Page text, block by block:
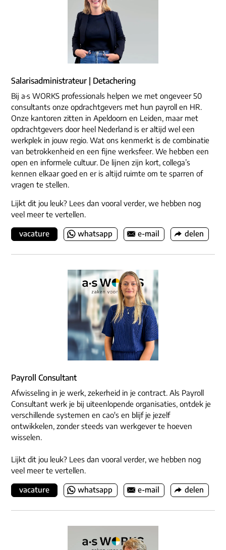
Salarisadministrateur | Detachering
Bij a·s WORKS professionals helpen we met ongeveer 50
consultants onze opdrachtgevers met hun payroll en HR.
Onze kantoren zitten in Apeldoorn en Leiden, maar met
opdrachtgevers door heel Nederland is er altijd wel een
werkplek in jouw regio. Wat ons kenmerkt is de combinatie
van betrokkenheid en een fijne werksfeer. We hebben een
open en informele cultuur. De lijnen zijn kort, collega’s
kennen elkaar goed en er is altijd ruimte om te sparren of
vragen te stellen.
Lijkt dit jou leuk? Lees dan vooral verder, we hebben nog
veel meer te vertellen.
vacature whatsapp e-mail delen
Payroll Consultant
Afwisseling in je werk, zekerheid in je contract. Als Payroll
Consultant werk je bij uiteenlopende organisaties, ontdek je
verschillende systemen en cao's en blijf je jezelf
ontwikkelen, zonder steeds van werkgever te hoeven
wisselen.
Lijkt dit jou leuk? Lees dan vooral verder, we hebben nog
veel meer te vertellen.
vacature whatsapp e-mail delen